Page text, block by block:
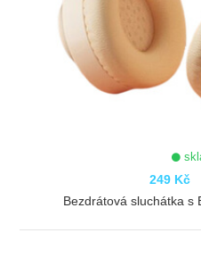
249 Kč
Bezdrátová sluchátka s